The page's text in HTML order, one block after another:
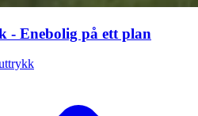
- Enebolig på ett plan